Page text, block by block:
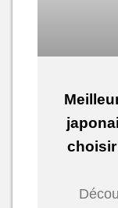
choisir